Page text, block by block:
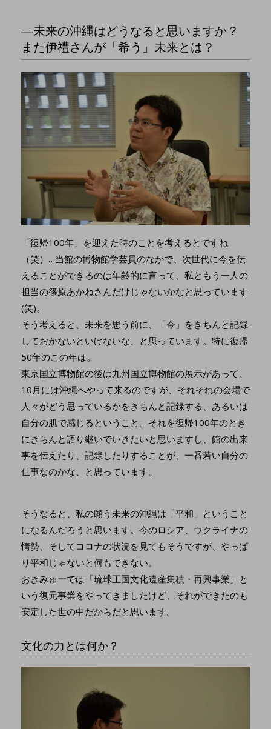
―未来の沖縄はどうなると思いますか？
また伊禮さんが「希う」未来とは？
「復帰100年」を迎えた時のことを考えるとですね
（笑）…当館の博物館学芸員のなかで、次世代に今を伝
えることができるのは年齢的に言って、私ともう一人の
担当の篠原あかねさんだけじゃないかなと思っています
(笑)。
そう考えると、未来を思う前に、「今」をきちんと記録
しておかないといけないな、と思っています。特に復帰
50年のこの年は。
東京国立博物館の後は九州国立博物館の展示があって、
10月には沖縄へやって来るのですが、それぞれの会場で
人々がどう思っているかをきちんと記録する、あるいは
自分の肌で感じるということ。それを復帰100年のとき
にきちんと語り継いでいきたいと思いますし、館の出来
事を伝えたり、記録したりすることが、一番若い自分の
仕事なのかな、と思っています。
そうなると、私の願う未来の沖縄は「平和」ということ
になるんだろうと思います。今のロシア、ウクライナの
情勢、そしてコロナの状況を見てもそうですが、やっぱ
り平和じゃないと何もできない。
おきみゅーでは「琉球王国文化遺産集積・再興事業」と
いう復元事業をやってきましたけど、それができたのも
安定した世の中だからだと思います。
文化の力とは何か？